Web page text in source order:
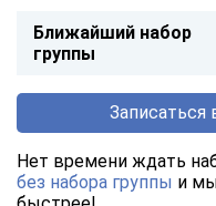
Ближайший набор
группы
Нет времени ждать
без набора группы и